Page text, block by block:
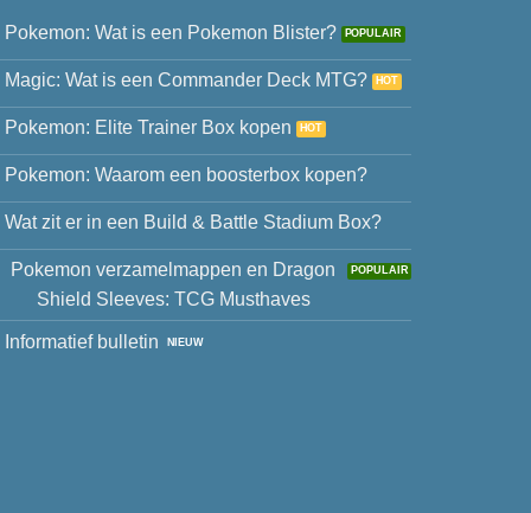
Pokemon: Wat is een Pokemon Blister?
Magic: Wat is een Commander Deck MTG?
Pokemon: Elite Trainer Box kopen
Pokemon: Waarom een boosterbox kopen?
Wat zit er in een Build & Battle Stadium Box?
Pokemon verzamelmappen en Dragon
Shield Sleeves: TCG Musthaves
Informatief bulletin